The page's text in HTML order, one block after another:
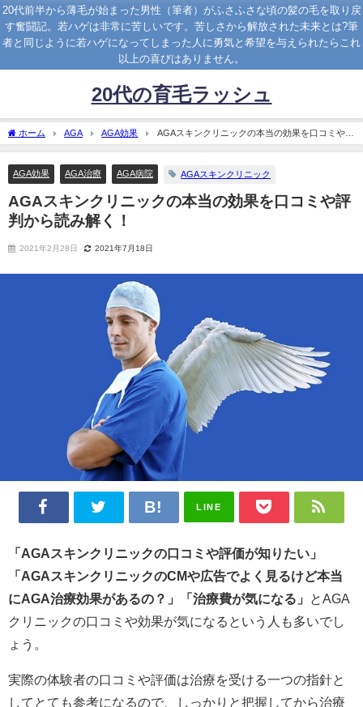
20代前半から薄毛が始まった男性（筆者）がふさふさな頃の髪の毛を取り戻
す奮闘記。若ハゲは非常に苦しいです。苦しさから解放された未来とは?筆
者と同じように若ハゲになってしまった人に勇気と希望を与えられたらこれ
以上の喜びはありません。
20代の育毛ラッシュ
ホーム AGA AGA効果
AGAスキンクリニックの本当の効果を口コミや評
判から読み解く！
AGA効果 AGA治療 AGA病院 AGAスキンクリニック
AGAスキンクリニックの本当の効果を口コミや評
判から読み解く！
2021年2月28日 2021年7月18日
LINE
「AGAスキンクリニックの口コミや評価が知りたい」
「AGAスキンクリニックのCMや広告でよく見るけど本当
にAGA治療効果があるの？」「治療費が気になる」
とAGA
クリニックの口コミや効果が気になるという人も多いでし
ょう。
実際の体験者の口コミや評価は治療を受ける一つの指針と
してとても参考になるので、しっかりと把握してから治療